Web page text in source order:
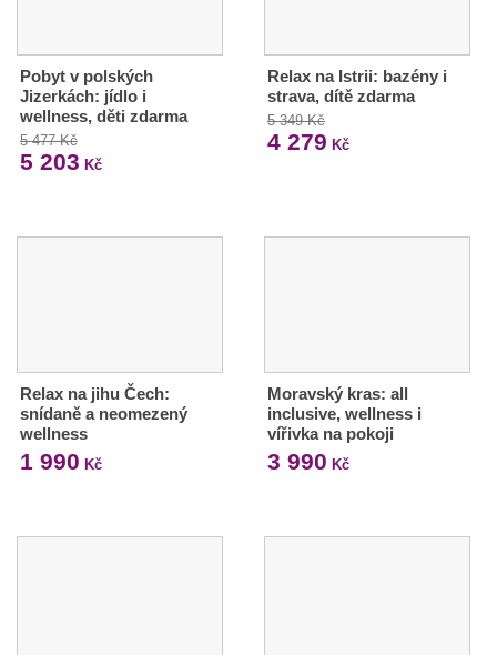
Pobyt v polských
Jizerkách: jídlo i
wellness, děti zdarma
5 477 Kč
5 203 Kč
Relax na Istrii: bazény i
strava, dítě zdarma
5 349 Kč
4 279 Kč
Relax na jihu Čech:
snídaně a neomezený
wellness
1 990 Kč
Moravský kras: all
inclusive, wellness i
vířivka na pokoji
3 990 Kč